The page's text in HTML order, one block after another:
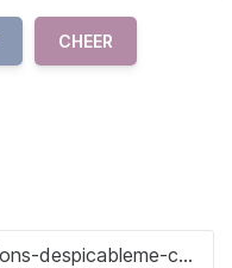
CHEER